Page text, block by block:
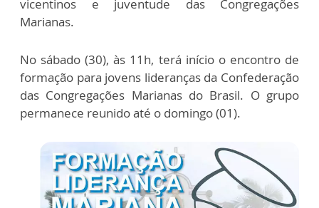
vicentinos e juventude das Congregações
Marianas.
No sábado (30), às 11h, terá início o encontro de
formação para jovens lideranças da Confederação
das Congregações Marianas do Brasil. O grupo
permanece reunido até o domingo (01).